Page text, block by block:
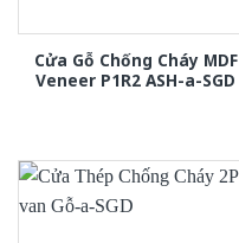
Cửa Gỗ Chống Cháy MDF
Veneer P1R2 ASH-a-SGD